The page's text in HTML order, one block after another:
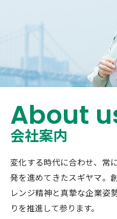
About
会社案内
変化する時代に合わせ、常
発を進めてきたスギヤマ。
レンジ精神と真摯な企業姿
りを推進して参ります。